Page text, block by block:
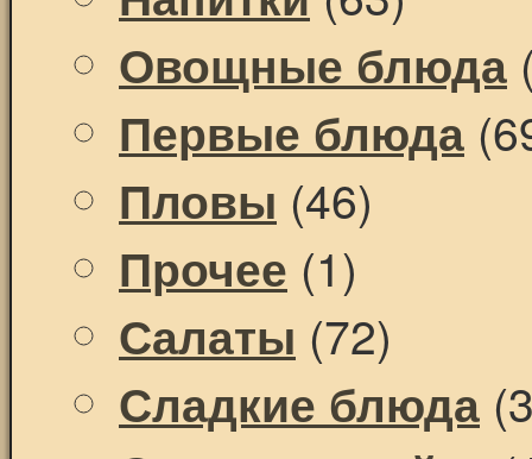
Овощные блюда
Первые блюда
Пловы (46)
Прочее (1)
Салаты (72)
Сладкие блюда